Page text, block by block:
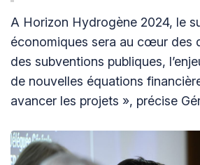
A Horizon Hydrogène 2024, le
économiques sera au cœur des
des subventions publiques,
de nouvelles équations
avancer les projets », précise